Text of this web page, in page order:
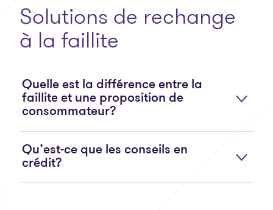
Solutions de rechange
à la faillite
Quelle est la différence entre la
faillite et une proposition de
consommateur?
Qu’est-ce que les conseils en
crédit?